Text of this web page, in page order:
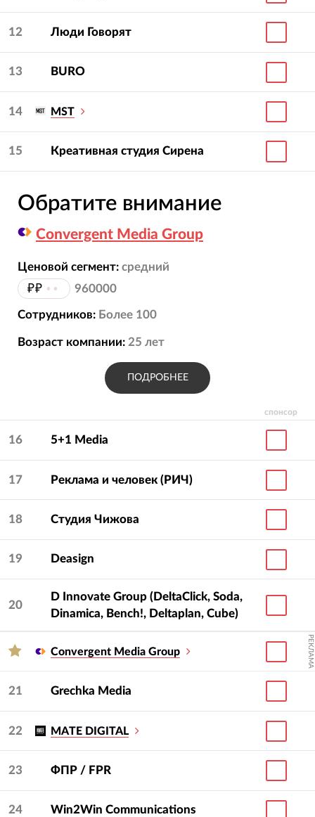
12 Люди Говорят
13 BURO
14 MST
15 Креативная студия Сирена
спонсор
Обратите внимание
Convergent Media Group
Ценовой сегмент: средний
₽₽ •• 960000
Сотрудников: Более 100
Возраст компании: 25 лет
ПОДРОБНЕЕ
16 5+1 Media
17 Реклама и человек (РИЧ)
18 Студия Чижова
19 Deasign
20
D Innovate Group (DeltaClick, Soda,
Dinamica, Bench!, Deltaplan, Cube)
Convergent Media Group РЕКЛАМА
21 Grechka Media
22 MATE DIGITAL
23 ФПР / FPR
24 Win2Win Communications